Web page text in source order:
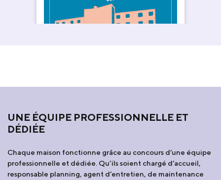
UNE ÉQUIPE PROFESSIONNELLE ET
DÉDIÉE
Chaque maison fonctionne grâce au concours d’une équipe
professionnelle et dédiée. Qu’ils soient chargé d’accueil,
responsable planning, agent d’entretien, de maintenance